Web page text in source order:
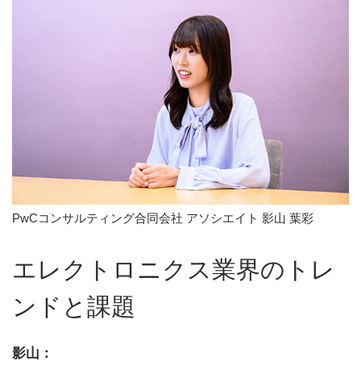
PwCコンサルティング合同会社 アソシエイト 影山 葉彩
エレクトロニクス業界のトレ
ンドと課題
影山：